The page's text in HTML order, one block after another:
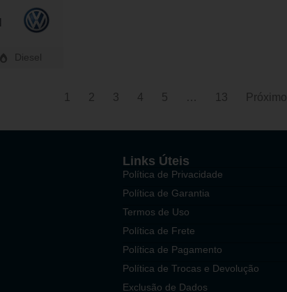
Diesel
1 2 3 4 5 13 Próximo
Links Úteis
Política de Privacidade
Política de Garantia
Termos de Uso
Política de Frete
Política de Pagamento
Política de Trocas e Devolução
Exclusão de Dados